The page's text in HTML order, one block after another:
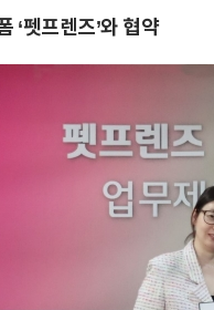
‘펫프렌즈’와 협약